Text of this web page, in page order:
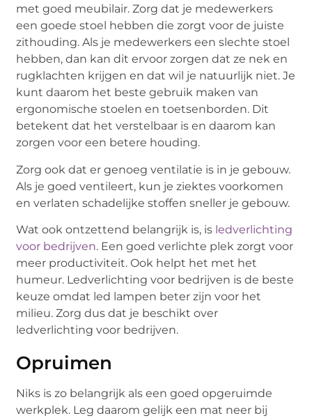
met goed meubilair. Zorg dat je medewerkers
een goede stoel hebben die zorgt voor de juiste
zithouding. Als je medewerkers een slechte stoel
hebben, dan kan dit ervoor zorgen dat ze nek en
rugklachten krijgen en dat wil je natuurlijk niet. Je
kunt daarom het beste gebruik maken van
ergonomische stoelen en toetsenborden. Dit
betekent dat het verstelbaar is en daarom kan
zorgen voor een betere houding.
Zorg ook dat er genoeg ventilatie is in je gebouw.
Als je goed ventileert, kun je ziektes voorkomen
en verlaten schadelijke stoffen sneller je gebouw.
Wat ook ontzettend belangrijk is, is ledverlichting
voor bedrijven. Een goed verlichte plek zorgt voor
meer productiviteit. Ook helpt het met het
humeur. Ledverlichting voor bedrijven is de beste
keuze omdat led lampen beter zijn voor het
milieu. Zorg dus dat je beschikt over
ledverlichting voor bedrijven.
Opruimen
Niks is zo belangrijk als een goed opgeruimde
werkplek. Leg daarom gelijk een mat neer bij